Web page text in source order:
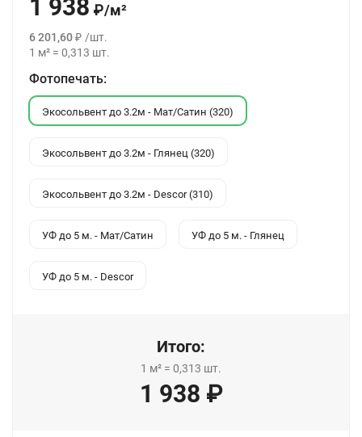
1 938 ₽/м²
6 201,60₽ /шт.
1 м² = 0,313 шт.
Фотопечать:
Экосольвент до 3.2м - Мат/Сатин (320)
Экосольвент до 3.2м - Глянец (320)
Экосольвент до 3.2м - Descor (310)
УФ до 5 м. - Мат/Сатин УФ до 5 м. - Глянец
УФ до 5 м. - Descor
Итого:
1 м² = 0,313 шт.
1 938 ₽